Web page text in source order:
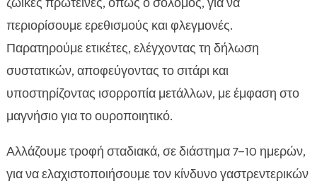
περιορίσουμε ερεθισμούς και φλεγμονές.
Παρατηρούμε ετικέτες, ελέγχοντας τη δήλωση
συστατικών, αποφεύγοντας το σιτάρι και
υποστηρίζοντας ισορροπία μετάλλων, με έμφαση στο
μαγνήσιο για το ουροποιητικό.
Αλλάζουμε τροφή σταδιακά, σε διάστημα 7–10 ημερών,
για να ελαχιστοποιήσουμε τον κίνδυνο γαστρεντερικών